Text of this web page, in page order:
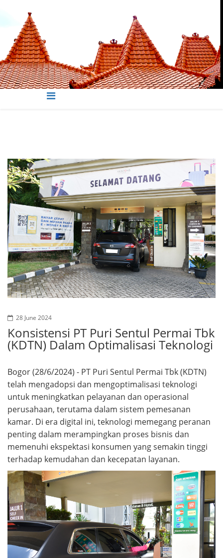
28 June 2024
Konsistensi PT Puri Sentul Permai Tbk
(KDTN) Dalam Optimalisasi Teknologi
Bogor (28/6/2024) - PT Puri Sentul Permai Tbk (KDTN)
telah mengadopsi dan mengoptimalisasi teknologi
untuk meningkatkan pelayanan dan operasional
perusahaan, terutama dalam sistem pemesanan
kamar. Di era digital ini, teknologi memegang peranan
penting dalam merampingkan proses bisnis dan
memenuhi ekspektasi konsumen yang semakin tinggi
terhadap kemudahan dan kecepatan layanan.